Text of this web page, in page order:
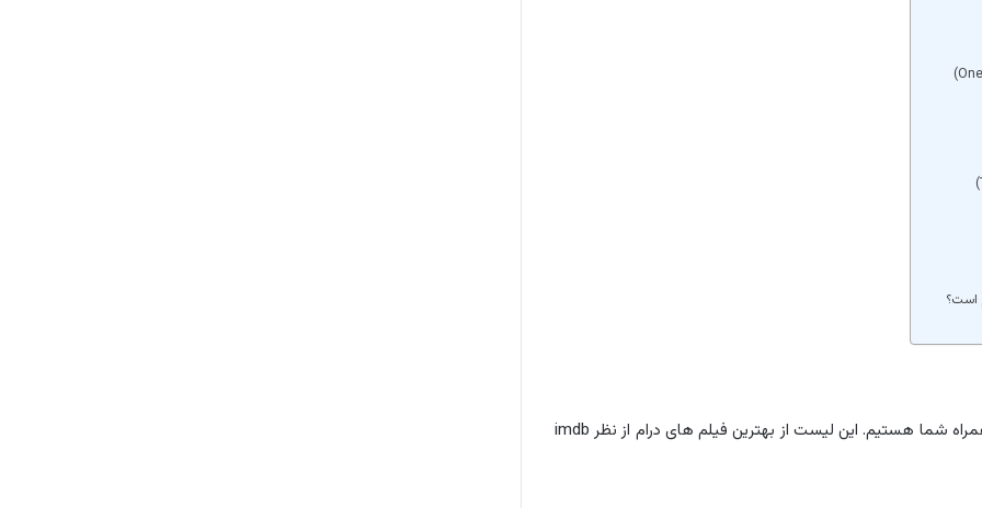
در ادامه با لیست بهترین فیلمهای سینمایی با ژانر درام همراه شما هستیم. این لیست از بهترین فیلم های درام از نظر imdb